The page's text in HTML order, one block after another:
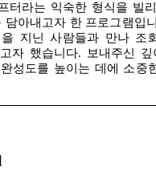
터라는 익숙한 형식을 빌
담아내고자 한 프로그램입
지닌 사람들과 만나 조
자 했습니다.
보내주신
성도를 높이는 데에 소중